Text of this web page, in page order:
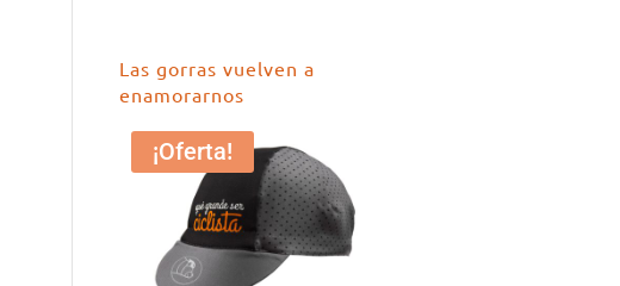
Las gorras vuelven a
enamorarnos
¡Oferta!